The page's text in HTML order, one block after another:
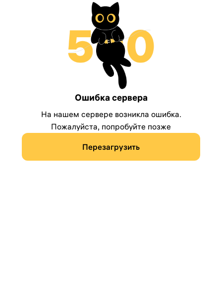
Ошибка сервера
На нашем сервере возникла ошибка.
Пожалуйста, попробуйте позже
Перезагрузить